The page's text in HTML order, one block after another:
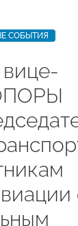
СОБЫТИЯ